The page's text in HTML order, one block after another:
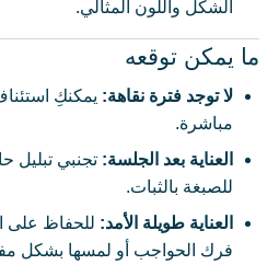
الشكل واللون المثالي.
ما يمكن توقعه
لا توجد فترة نقاهة: يمكنكِ
مباشرة.
العناية بعد الجلسة: تجنبي تبليل
للصبغة بالثبات.
العناية طويلة الأمد: للحفاظ على
فرك الحواجب أو لمسها بشكل